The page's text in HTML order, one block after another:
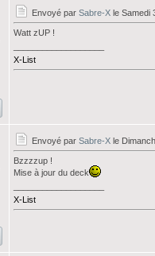
Envoyé par Sabre-X le Samedi
Watt zUP !
X-List
Envoyé par Sabre-X le
Bzzzzup !
Mise à jour du deck
X-List